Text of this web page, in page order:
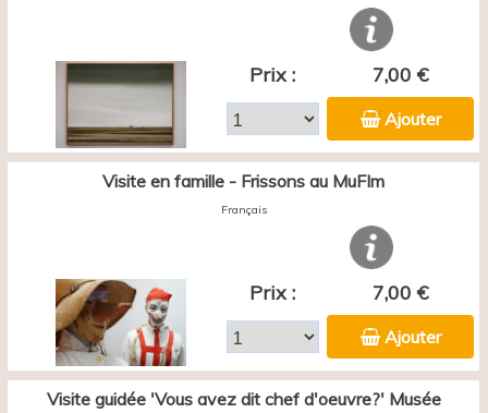
Prix : 7,00 €
Ajouter
Visite en famille - Frissons au MuFIm
Français
Prix : 7,00 €
Ajouter
Visite guidée 'Vous avez dit chef d'oeuvre?' Musée